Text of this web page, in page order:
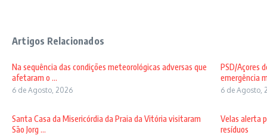
Artigos Relacionados
Na sequência das condições meteorológicas adversas que
afetaram o ...
6 de Agosto, 2026
PSD/Açores
emergência
6 de Agosto,
Santa Casa da Misericórdia da Praia da Vitória visitaram
São Jorg ...
Velas alerta
resíduos